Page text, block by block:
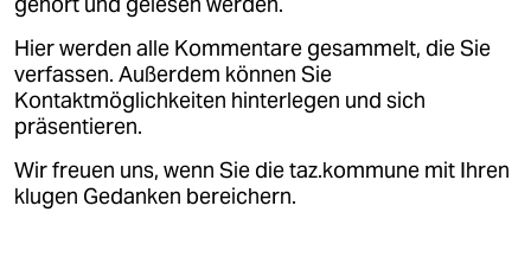
Hier werden alle Kommentare gesammelt, die Sie
verfassen. Außerdem können Sie
Kontaktmöglichkeiten hinterlegen und sich
präsentieren.
Wir freuen uns, wenn Sie die taz.kommune mit Ihren
klugen Gedanken bereichern.